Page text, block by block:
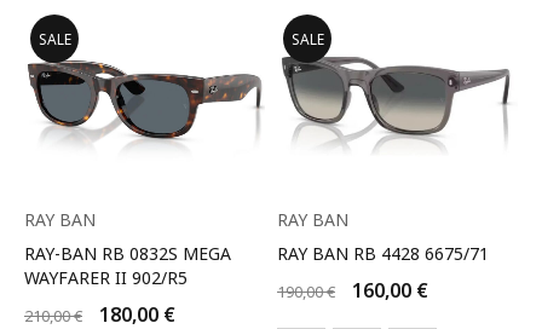
SALE
RAY BAN
RAY-BAN RB 0832S MEGA
WAYFARER II 902/R5
210,00€ 180,00 €
SALE
RAY BAN
RAY BAN RB 4428 6675/71
190,00€ 160,00 €